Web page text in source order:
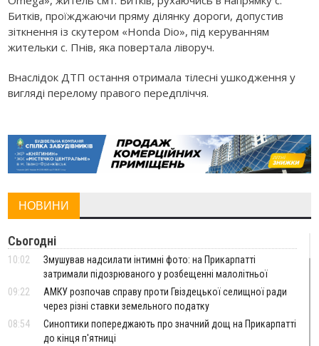
Битків, проїжджаючи пряму ділянку дороги, допустив
зіткнення із скутером «Honda Dio», під керуванням
жительки с. Пнів, яка повертала ліворуч.
Внаслідок ДТП остання отримала тілесні ушкодження у
вигляді перелому правого передпліччя.
НОВИНИ
Сьогодні
10:02
Змушував надсилати інтимні фото: на Прикарпатті
затримали підозрюваного у розбещенні малолітньої
09:22
АМКУ розпочав справу проти Гвіздецької селищної ради
через різні ставки земельного податку
08:54
Синоптики попереджають про значний дощ на Прикарпатті
до кінця п'ятниці